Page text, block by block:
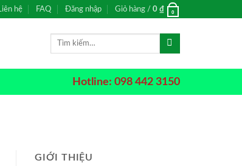
Liên hệ FAQ Đăng nhập Giỏ hàng / 0 ₫ 0
Tìm
Hotline: 098 442 3150
GIỚI THIỆU